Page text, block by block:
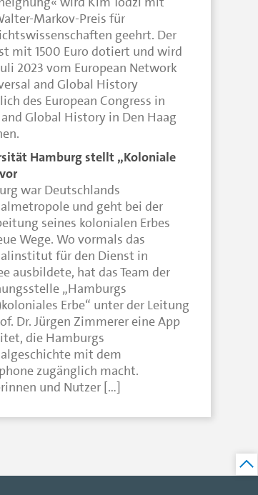
Markov-Preis für
geehrt. Der
mit 1500 Euro dotiert und wird
2023 vom European Network
and Global History
des European Congress in
Global History in Den Haag
Hamburg stellt „Koloniale
war Deutschlands
und geht bei der
seines kolonialen Erbes
Wege. Wo vormals das
für den Dienst in
ausbildete, hat das Team der
„Hamburgs
Erbe“ unter der Leitung
Dr. Jürgen Zimmerer eine App
die Hamburgs
mit dem
zugänglich macht.
und Nutzer […]